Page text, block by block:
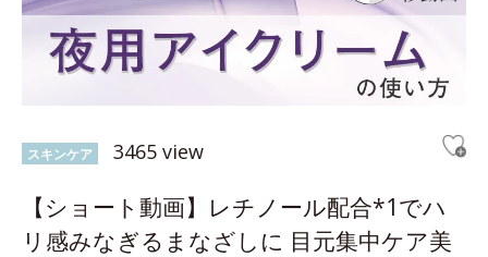
スキンケア 3465 view
【ショート動画】レチノール配合*1でハ
リ感みなぎるまなざしに 目元集中ケア美